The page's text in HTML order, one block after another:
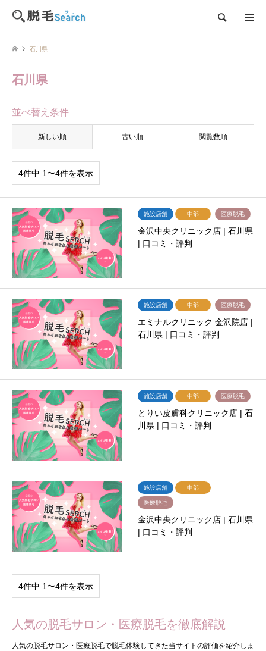
検索
石川県
石川県
並べ替え条件
新しい順 古い順 閲覧数順
4件中 1〜4件を表示
施設店舗 中部 医療脱毛
金沢中央クリニック店 | 石川県
| 口コミ・評判
施設店舗 中部 医療脱毛
エミナルクリニック 金沢院店 |
石川県 | 口コミ・評判
施設店舗 中部 医療脱毛
とりい皮膚科クリニック店 | 石
川県 | 口コミ・評判
施設店舗 中部
医療脱毛
金沢中央クリニック店 | 石川県
| 口コミ・評判
4件中 1〜4件を表示
人気の脱毛サロン・医療脱毛を徹底解説
人気の脱毛サロン・医療脱毛で脱毛体験してきた当サイトの評価を紹介しま